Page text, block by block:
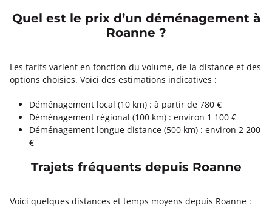
Quel est le prix d’un déménagement à
Roanne ?
Les tarifs varient en fonction du volume, de la distance et des
options choisies. Voici des estimations indicatives :
Déménagement local (10 km) : à partir de 780 €
Déménagement régional (100 km) : environ 1 100 €
Déménagement longue distance (500 km) : environ 2 200
€
Trajets fréquents depuis Roanne
Voici quelques distances et temps moyens depuis Roanne :